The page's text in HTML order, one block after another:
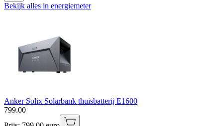
Bekijk alles in energiemeter
Anker Solix Solarbank thuisbatterij E1600
799.00